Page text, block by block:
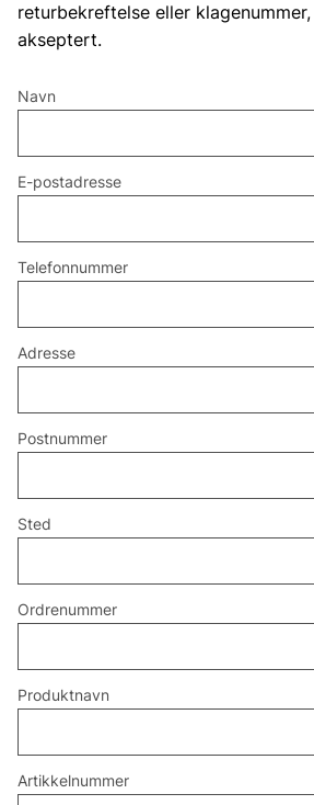
returbekreftelse eller
akseptert.
Navn
E-postadresse
Telefonnummer
Adresse
Postnummer
Sted
Ordrenummer
Produktnavn
Artikkelnummer